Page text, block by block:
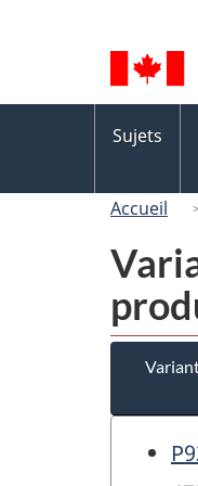
de
la
langue
des
Sujets
Accueil